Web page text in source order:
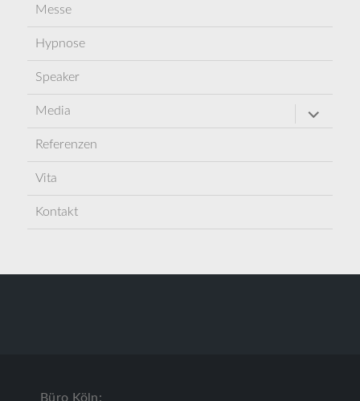
Messe
Hypnose
Speaker
Media
öffnen
Referenzen
Vita
Kontakt
Büro Köln: